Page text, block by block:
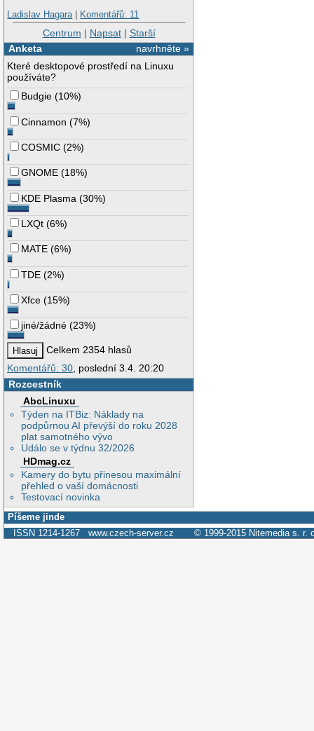
Ladislav Hagara| Komentářů: 11
Centrum | Napsat| Starší
navrhněte »
Anketa
Které desktopové prostředí na Linuxu
používáte?
Budgie (10%)
Cinnamon (7%)
COSMIC (2%)
GNOME (18%)
KDE Plasma (30%)
LXQt (6%)
MATE (6%)
TDE (2%)
Xfce (15%)
jiné/žádné (23%)
Celkem 2354 hlasů
Komentářů: 30 , poslední 3.4. 20:20
Rozcestník
AbcLinuxu
Týden na ITBiz: Náklady na
podpůrnou AI převýší do roku 2028
plat samotného vývo
Událo se v týdnu 32/2026
HDmag.cz
Kamery do bytu přinesou maximální
přehled o vaší domácnosti
Testovací novinka
Píšeme jinde
ISSN 1214-1267 www.czech-server.cz © 1999-2015 Nitemedia s. r.